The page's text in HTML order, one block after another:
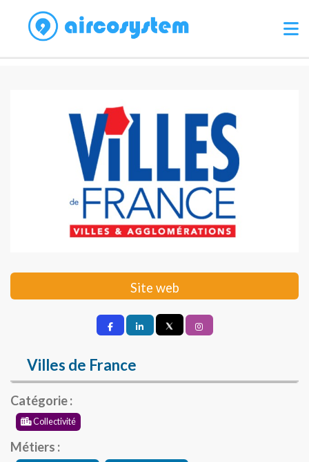
Site web
Villes de France
Catégorie :
Collectivité
Métiers :